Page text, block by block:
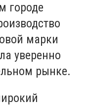
городе
марки
уверенно
рынке.